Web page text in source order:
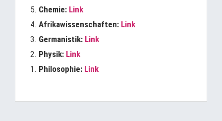
5. Chemie: Link
4. Afrikawissenschaften: Link
3. Germanistik: Link
2. Physik: Link
1. Philosophie: Link